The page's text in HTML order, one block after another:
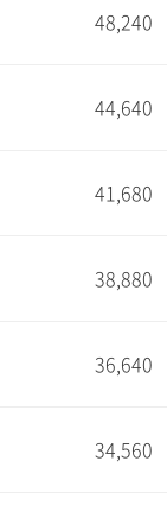
48,240
44,640
41,680
38,880
36,640
34,560